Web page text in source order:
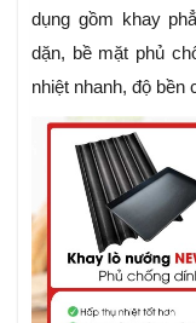
dụng gồm khay
dặn, bề mặt phủ
nhiệt nhanh, độ bền